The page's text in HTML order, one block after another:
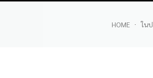
HOME ใน